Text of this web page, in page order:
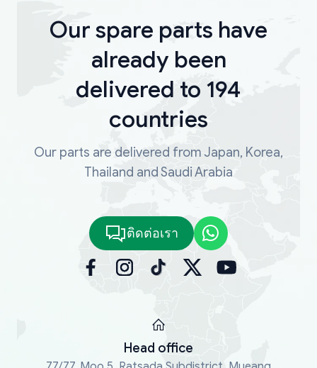
Our spare parts have
already been
delivered to 194
countries
Our parts are delivered from Japan, Korea,
Thailand and Saudi Arabia
ติดต่อเรา
Head office